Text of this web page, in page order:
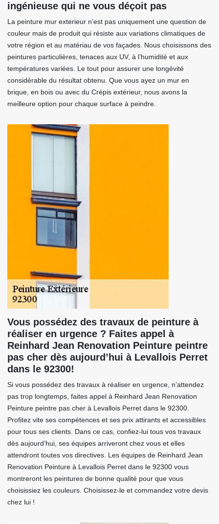
ingénieuse qui ne vous déçoit pas
La peinture mur exterieur n’est pas uniquement une question de
couleur mais de produit qui résiste aux variations climatiques de
votre région et au matériau de vos façades. Nous choisissons des
peintures particulières, tenaces aux UV, à l’humidité et aux
températures variées. Le tout pour assurer une longévité
considérable du résultat obtenu. Que vous ayez un mur en
brique, en bois ou avec du Crépis extérieur, nous avons la
meilleure option pour chaque surface à peindre.
Vous possédez des travaux de peinture à
réaliser en urgence ? Faites appel à
Reinhard Jean Renovation Peinture peintre
pas cher dès aujourd’hui à Levallois Perret
dans le 92300!
Si vous possédez des travaux à réaliser en urgence, n’attendez
pas trop longtemps, faites appel à Reinhard Jean Renovation
Peinture peintre pas cher à Levallois Perret dans le 92300.
Profitez vite ses compétences et ses prix attirants et accessibles
pour tous ses clients. Dans ce cas, confiez-lui tous vos travaux
dès aujourd’hui, ses équipes arriveront chez vous et elles
attendront toutes vos directives. Les équipes de Reinhard Jean
Renovation Peinture à Levallois Perret dans le 92300 vous
montreront les peintures de bonne qualité pour que vous
choisissiez les couleurs. Choisissez-le et commandez votre devis
chez lui !